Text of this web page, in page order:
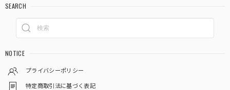
SEARCH
NOTICE
プライバシーポリシー
特定商取引法に基づく表記